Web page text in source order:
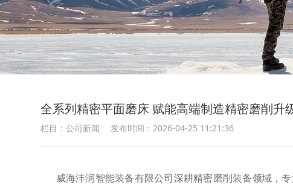
全系列精密平面磨床 赋能高端制造精密磨削升
栏目：公司新闻 发布时间：2026-04-25 11:21:36
威海沣润智能装备有限公司深耕精密磨削装备领域，